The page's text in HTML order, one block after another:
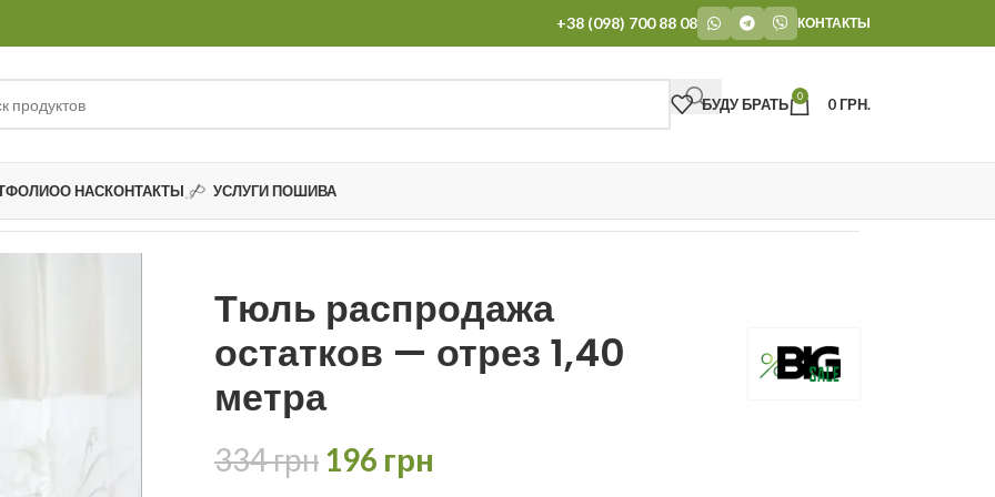
+38 (098) 700 88 08 КОНТАКТЫ
БУДУ БРАТЬ 0 0ГРН.
О НАСКОНТАКТЫ УСЛУГИ ПОШИВА
Тюль распродажа остатков — отрез 1,40 метра
Тюль распродажа
остатков — отрез 1,40
метра
334грн 196 грн